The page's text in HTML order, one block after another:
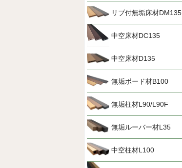
リブ付無垢床材DM135
中空床材DC135
中空床材D135
無垢ボード材B100
無垢柱材L90/L90F
無垢ルーバー材L35
中空柱材L100